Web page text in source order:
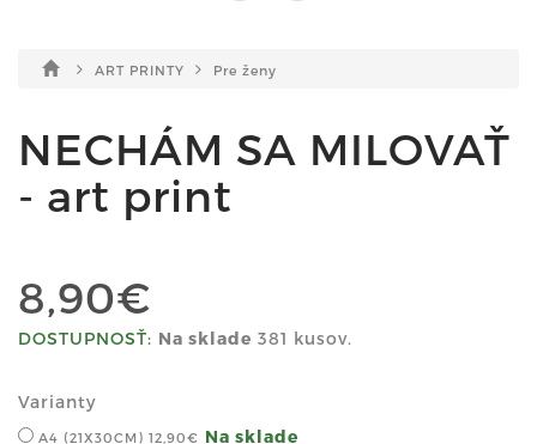
ART PRINTY Pre ženy
NECHÁM SA MILOVAŤ
- art print
8,90€
DOSTUPNOSŤ: Na sklade 381 kusov.
Varianty
A4 (21X30CM) 12,90€ Na sklade